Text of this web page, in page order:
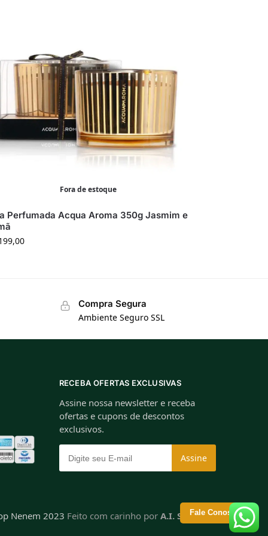
Fale Conosco
Fora de estoque
Perfumada Acqua Aroma 350g Jasmim e
Compra Segura
Ambiente Seguro SSL
RECEBA OFERTAS EXCLUSIVAS
Assine nossa newsletter e receba
ofertas e cupons de descontos
exclusivos.
Nenem 2023 Feito com carinho por A.I. Soluções